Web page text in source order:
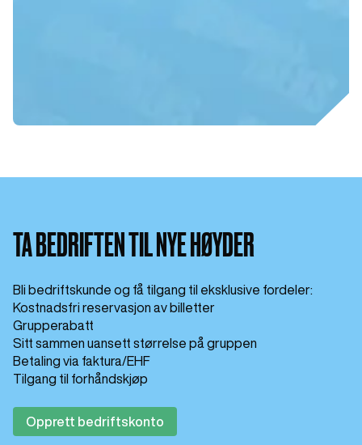
TA BEDRIFTEN TIL NYE HØYDER
Bli bedriftskunde og få tilgang til eksklusive fordeler:
Kostnadsfri reservasjon av billetter
Grupperabatt
Sitt sammen uansett størrelse på gruppen
Betaling via faktura/EHF
Tilgang til forhåndskjøp
Opprett bedriftskonto